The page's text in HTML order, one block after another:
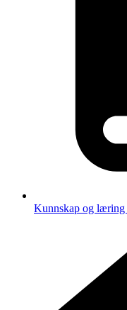
Kunnskap og læring